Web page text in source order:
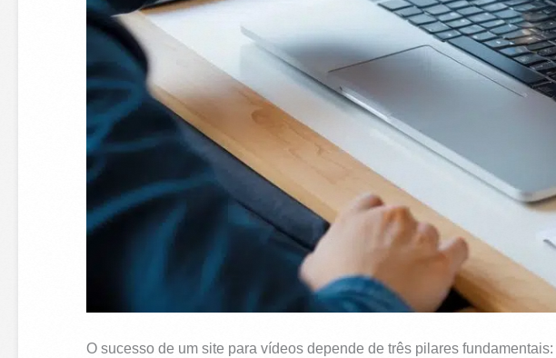
O sucesso de um site para vídeos depende de três pilares fundamentais: